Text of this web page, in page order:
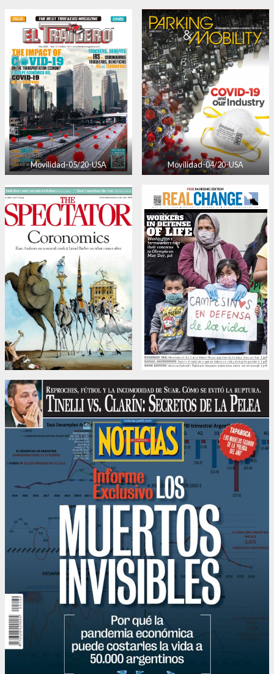
Movilidad-05/20-USA Movilidad-04/20-USA